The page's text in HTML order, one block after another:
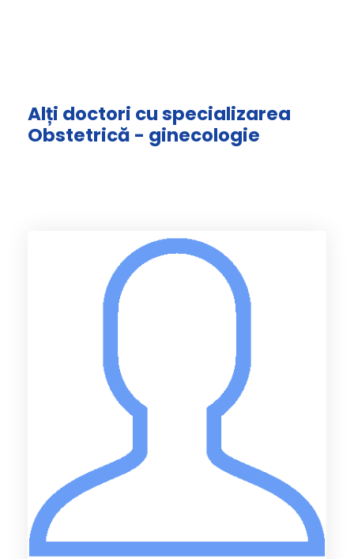
Alți doctori cu specializarea
Obstetrică - ginecologie